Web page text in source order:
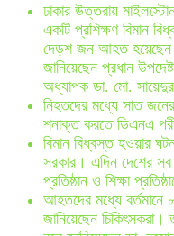
ঢাকার উত্তরায়
একটি প্রশিক্ষণ বিমান
দেড়শ জন আহত
জানিয়েছেন প্রধান
অধ্যাপক ডা. মো. সায়েদুর
নিহতদের মধ্যে সাত
শনাক্ত করতে ডিএনএ
বিমান বিধ্বস্ত হওয়ার
সরকার। এদিন দেশের সব
প্রতিষ্ঠান ও শিক্ষা
আহতদের মধ্যে বর্তমানে
জানিয়েছেন